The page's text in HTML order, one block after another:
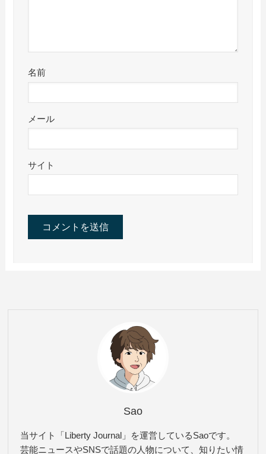
名前
メール
サイト
Sao
当サイト「Liberty Journal」を運営しているSaoです。
芸能ニュースやSNSで話題の人物について、知りたい情